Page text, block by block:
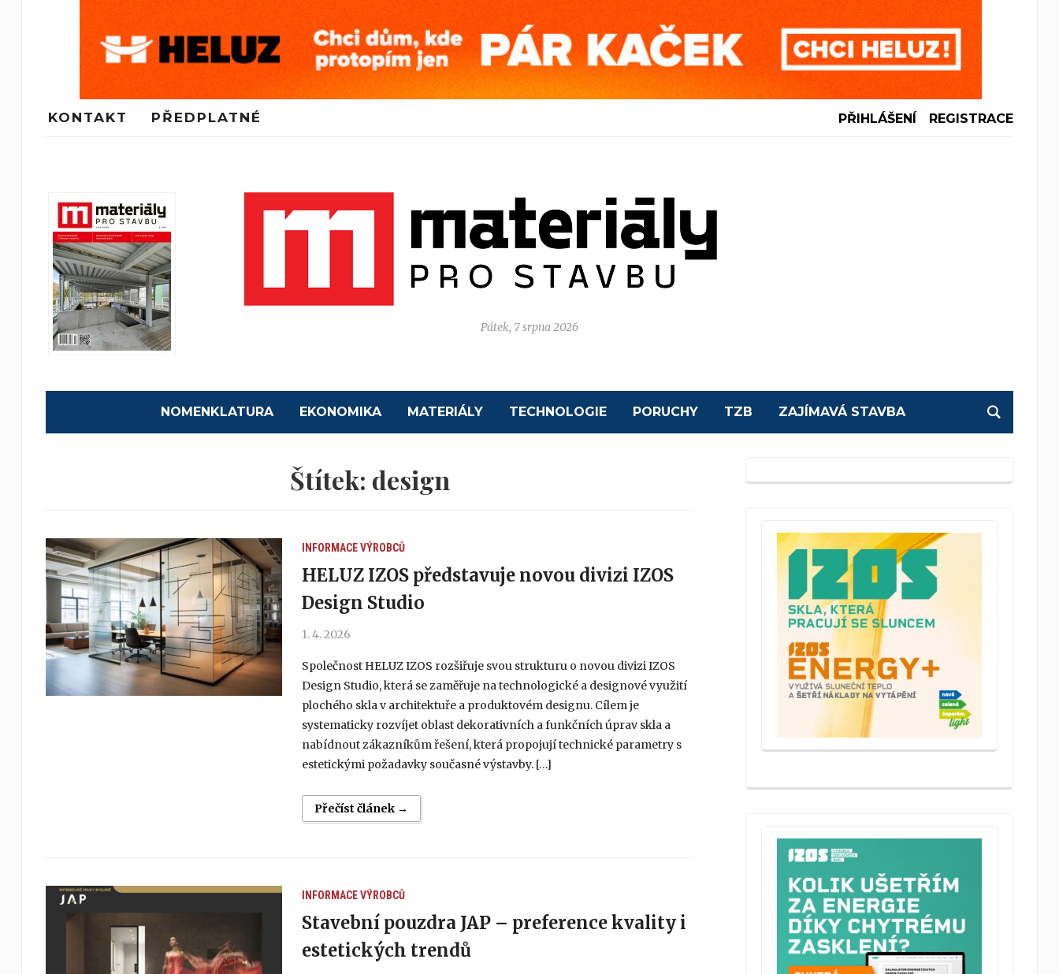
KONTAKT PŘEDPLATNÉ PŘIHLÁŠENÍ REGISTRACE
Pátek, 7 srpna 2026
NOMENKLATURA EKONOMIKA MATERIÁLY TECHNOLOGIE PORUCHY TZB ZAJÍMAVÁ STAVBA
Štítek: design
INFORMACE VÝROBCŮ
HELUZ IZOS představuje novou divizi IZOS
Design Studio
1. 4. 2026
Společnost HELUZ IZOS rozšiřuje svou strukturu o novou divizi IZOS
Design Studio, která se zaměřuje na technologické a designové využití
plochého skla v architektuře a produktovém designu. Cílem je
systematicky rozvíjet oblast dekorativních a funkčních úprav skla a
nabídnout zákazníkům řešení, která propojují technické parametry s
estetickými požadavky současné výstavby. […]
Přečíst článek →
INFORMACE VÝROBCŮ
Stavební pouzdra JAP – preference kvality i
estetických trendů